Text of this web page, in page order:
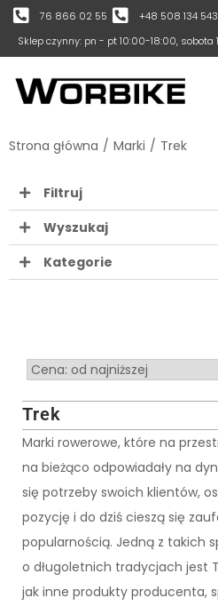
76 866 02 55 +48 508 134 543
Sklep czynny: pn - pt 10:00-18:00, sobota
Strona główna / Marki / Trek
Filtruj
Wyszukaj
Kategorie
Sort Products
Trek
Marki rowerowe, które na
na bieżąco odpowiadały na
się potrzeby swoich klientów,
pozycję i do dziś cieszą się
popularnością. Jedną z takich
o długoletnich tradycjach jest
jak inne produkty producenta,